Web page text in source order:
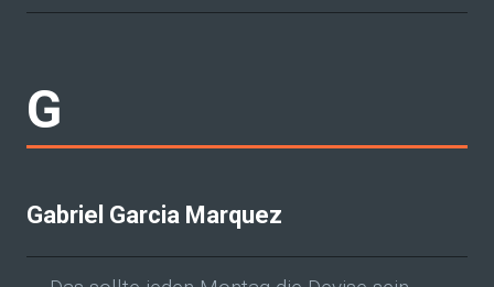
G
Gabriel Garcia Marquez